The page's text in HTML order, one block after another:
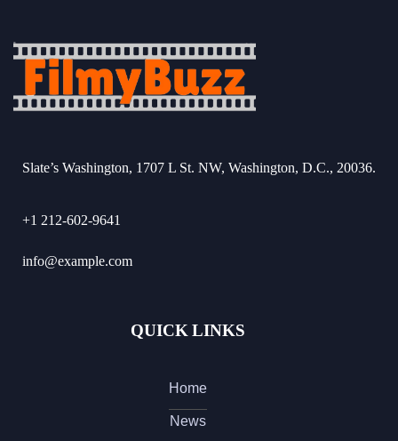
Slate’s Washington, 1707 L St. NW, Washington, D.C., 20036.
+1 212-602-9641
info@example.com
QUICK LINKS
Home
News